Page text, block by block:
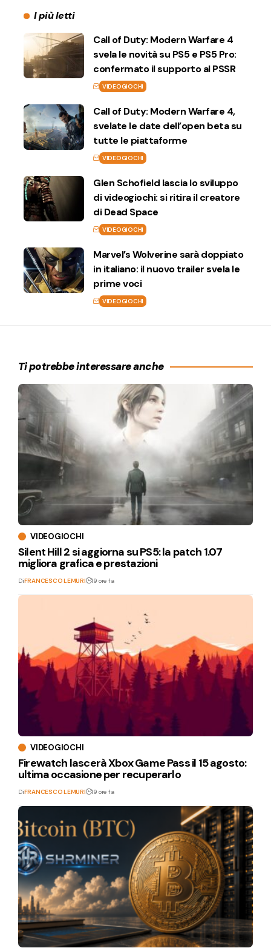
I più letti
Call of Duty: Modern Warfare 4
svela le novità su PS5 e PS5 Pro:
confermato il supporto al PSSR
VIDEOGIOCHI
Call of Duty: Modern Warfare 4,
svelate le date dell’open beta su
tutte le piattaforme
VIDEOGIOCHI
Glen Schofield lascia lo sviluppo
di videogiochi: si ritira il creatore
di Dead Space
VIDEOGIOCHI
Marvel’s Wolverine sarà doppiato
in italiano: il nuovo trailer svela le
prime voci
VIDEOGIOCHI
Ti potrebbe interessare anche
VIDEOGIOCHI
Silent Hill 2 si aggiorna su PS5: la patch 1.07
migliora grafica e prestazioni
DiFRANCESCO LEMURI 19 ore fa
VIDEOGIOCHI
Firewatch lascerà Xbox Game Pass il 15 agosto:
ultima occasione per recuperarlo
DiFRANCESCO LEMURI 19 ore fa